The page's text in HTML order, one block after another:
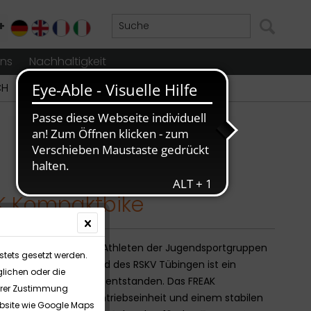
DE EN FR
Nachhaltigkeit
Kompaktbike
mit jungen Athleten der Jugendsportgruppen
MTV Stuttgart und des RSKV Tübingen ist ein
der Extraklasse entstanden. Das FREAK
besteht aus der Antriebseinheit und einem stabilen
gesetzt werden.
oder die
Zustimmung
wie Google Maps